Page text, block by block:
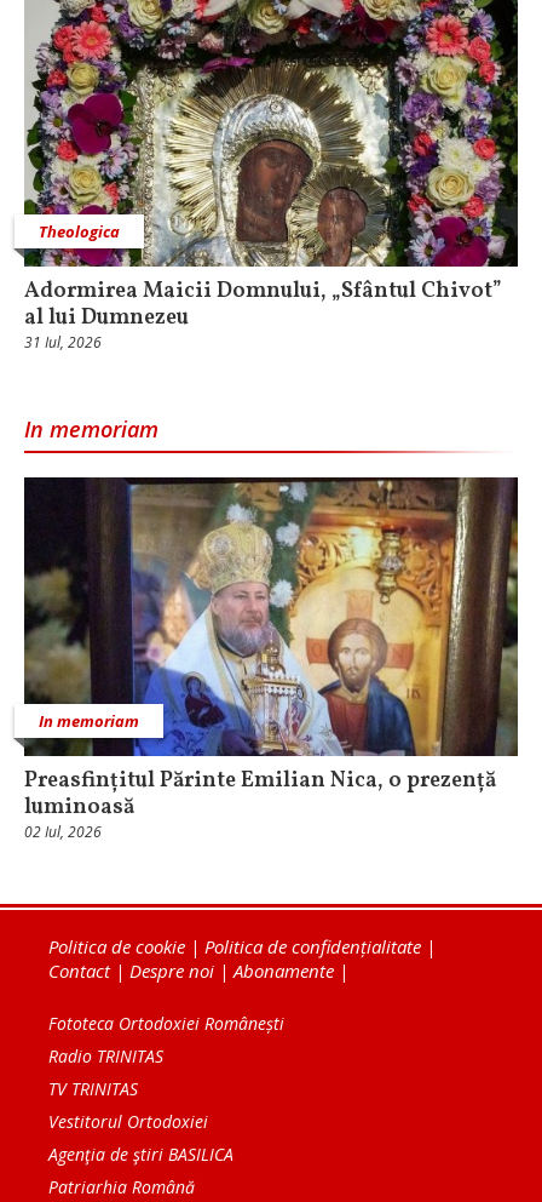
Theologica
Adormirea Maicii Domnului, „Sfântul Chivot”
al lui Dumnezeu
31 Iul, 2026
In memoriam
In memoriam
Preasfințitul Părinte Emilian Nica, o prezență
luminoasă
02 Iul, 2026
Politica de cookie | Politica de confidențialitate |
Contact| Despre noi | Abonamente |
Fototeca Ortodoxiei Românești
Radio TRINITAS
TV TRINITAS
Vestitorul Ortodoxiei
Agenţia de ştiri BASILICA
Patriarhia Română